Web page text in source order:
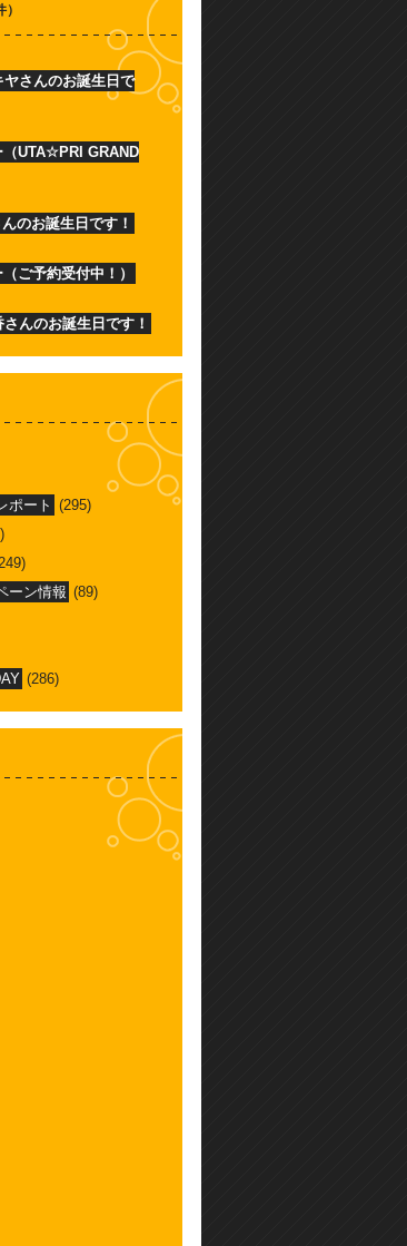
さんのお誕生日で
（UTA☆PRI GRAND
のお誕生日です！
ご予約受付中！）
んのお誕生日です！
ポート (295)
ーン情報 (89)
(286)